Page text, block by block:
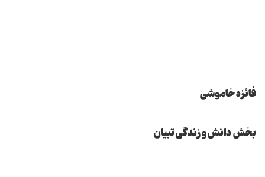
فائزه خاموشی
بخش دانش و زندگی تبیان